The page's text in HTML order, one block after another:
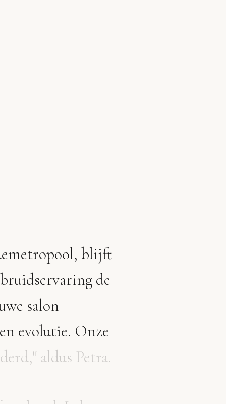
blijft
bruidservaring de
salon
evolutie. Onze
aldus Petra.